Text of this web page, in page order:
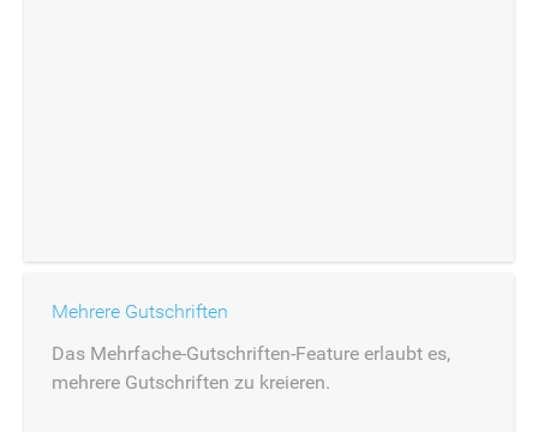
Mehrere Gutschriften
Das Mehrfache-Gutschriften-Feature erlaubt es,
mehrere Gutschriften zu kreieren.